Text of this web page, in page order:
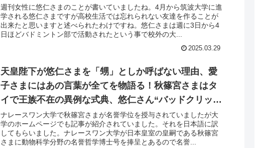
特別な儀式
週刊女性に悠仁さまのことが書いていましたね。4月から筑波大学に進
学される悠仁さまですが高校生活では忘れられない友達を作ることが
出来たと思いますと述べられたわけですね。悠仁さまは週に3日から4
日ほどバドミントン部で活動されたという事で校外の大...
2025.03.29
天皇陛下が悠仁さまを「甥」としか呼ばない理由、愛
子さまにはあの言葉が全てを物語る！秋篠宮さまはタ
イで王族不在の異例な式典、悠仁さん“バッドクリッ
ク”継承か？
ナレースワン大学で秋篠宮さまが名誉学位を授与されていましたが大
学のホームページでも記事が紹介されていました。それを日本語に訳
してもらいました。ナレースワン大学が日本皇室の皇嗣である秋篠宮
さまに動物科学分野の名誉哲学博士号を捧呈とあるので名誉...